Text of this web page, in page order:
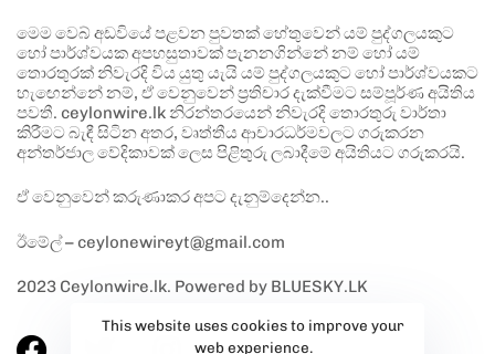
මෙම වෙබ් අඩවියේ පළවන පුවතක් හේතුවෙන් යම් පුද්ගලයකුට
හෝ පාර්ශ්වයක අපහසුතාවක් පැනනගින්නේ නම් හෝ යම්
තොරතුරක් නිවැරදි විය යුතු යැයි යම් පුද්ගලයකුට හෝ පාර්ශ්වයකට
හැඟෙන්නේ නම්, ඒ වෙනුවෙන් ප්‍රතිචාර දැක්වීමට සම්පූර්ණ අයිතිය
පවතී. ceylonwire.lk නිරන්තරයෙන් නිවැරදි තොරතුරු වාර්තා
කිරීමට බැඳී සිටින අතර, වෘත්තීය ආචාරධර්මවලට ගරුකරන
අන්තර්ජාල වේදිකාවක් ලෙස පිළිතුරු ලබාදීමේ අයිතියට ගරුකරයි.
ඒ වෙනුවෙන් කරුණාකර අපට දැනුම්දෙන්න..
ඊමේල් – ceylonewireyt@gmail.com
2023 Ceylonwire.lk. Powered by BLUESKY.LK
This website uses cookies to improve your
web experience.